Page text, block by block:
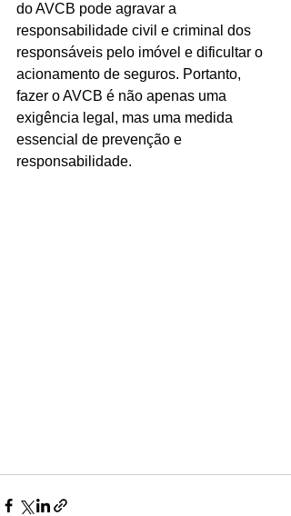
do AVCB pode agravar a
responsabilidade civil e criminal dos
responsáveis pelo imóvel e dificultar o
acionamento de seguros. Portanto,
fazer o AVCB é não apenas uma
exigência legal, mas uma medida
essencial de prevenção e
responsabilidade.